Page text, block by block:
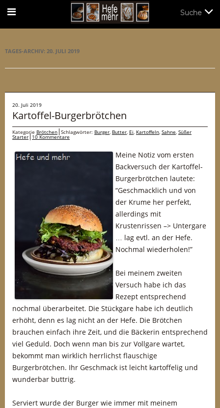
TAGES-ARCHIV: 20. JULI 2019
20. Juli 2019
Kartoffel-Burgerbrötchen
Kategorie Brötchen Schlagwörter: Burger, Butter, Ei, Kartoffeln, Sahne, Süßer
Starter 10 Kommentare
Meine Notiz vom ersten
Backversuch der Kartoffel-
Burgerbrötchen lautete:
“Geschmacklich und von
der Krume her perfekt,
allerdings mit
Krustenrissen –> Untergare
… lag evtl. an der Hefe.
Nochmal wiederholen!”
Bei meinem zweiten
Versuch habe ich das
Rezept entsprechend
nochmal überarbeitet. Die Stückgare habe ich deutlich
erhöht, denn es lag nicht an der Hefe. Die Brötchen
brauchen einfach ihre Zeit, und die Bäckerin entsprechend
viel Geduld. Doch wenn man bis zur Vollgare wartet,
bekommt man wirklich herrlichst flauschige
Burgerbrötchen. Ihr Geschmack ist leicht kartoffelig und
wunderbar buttrig.
Serviert wurde der Burger wie immer mit meinem
Suche
Suche